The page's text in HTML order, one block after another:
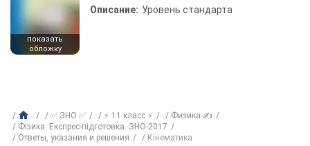
показать
обложку
Описание: Уровень стандарта
✅ ЗНО ✅ ⚡ 11 класс ⚡
Физика ✍
Фізика. Експрес-підготовка. ЗНО-2017
Ответы, указания и решения
Кінематика